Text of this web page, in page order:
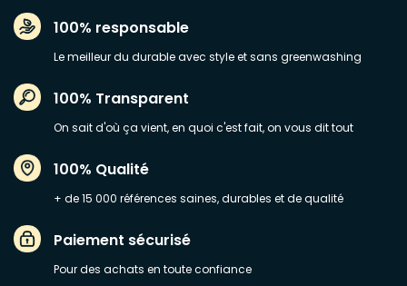
100% responsable
Le meilleur du durable avec style et sans greenwashing
100% Transparent
On sait d'où ça vient, en quoi c'est fait, on vous dit tout
100% Qualité
+ de 15 000 références saines, durables et de qualité
Paiement sécurisé
Pour des achats en toute confiance